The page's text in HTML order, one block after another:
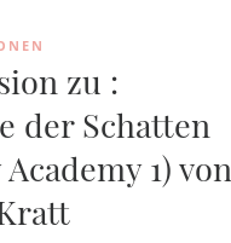
zu :
der Schatten
Academy 1) von